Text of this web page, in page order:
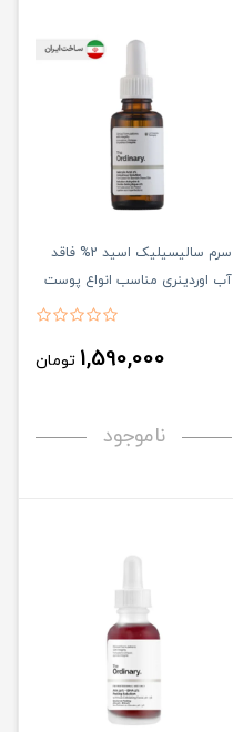
سرم سالیسیلیک اسید 2% فاقد
آب اوردینری مناسب انواع پوست
1,590,000 تومان
ناموجود